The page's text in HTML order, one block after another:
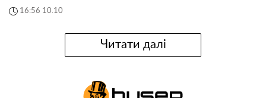
16:56 10.10
Читати далі